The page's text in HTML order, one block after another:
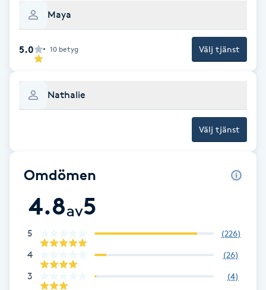
Hatha Yoga
Headspa
Healing
Herrklippning
Hollywood Peel
Hot Stone Massage
Hot yoga
Hudföryngring
Maya
5.0 10 betyg Välj tjänst
Nathalie
Välj tjänst
Omdömen
4.8av5
5 (226)
4 (26)
3 (4)